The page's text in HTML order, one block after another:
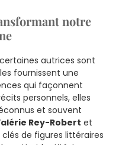
notre
autrices sont
fournissent une
qui façonnent
personnels, elles
et souvent
Rey-Robert et
de figures littéraires